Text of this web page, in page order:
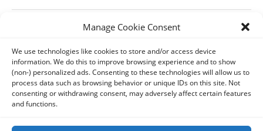
Manage Cookie Consent
We use technologies like cookies to store and/or access device
information. We do this to improve browsing experience and to show
(non-) personalized ads. Consenting to these technologies will allow us to
process data such as browsing behavior or unique IDs on this site. Not
consenting or withdrawing consent, may adversely affect certain features
and functions.
Ανδρουλάκης: Η κλιματική κρίση δεν μπορεί να
κρατικού μηχανισμού
05/08/2026
Ελπίδα για τη Δημοκρατία: Αποχώρησε η Κατερίνα
05/08/2026